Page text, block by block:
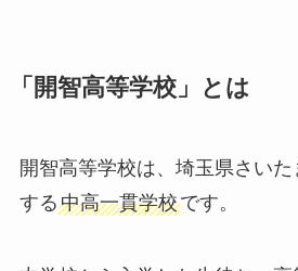
「開智高等学校」とは
開智高等学校は、埼玉県さい
する中高一貫学校です。